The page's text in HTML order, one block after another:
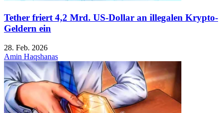
Tether friert 4,2 Mrd. US-Dollar an illegalen Krypto-
Geldern ein
28. Feb. 2026
Amin Haqshanas